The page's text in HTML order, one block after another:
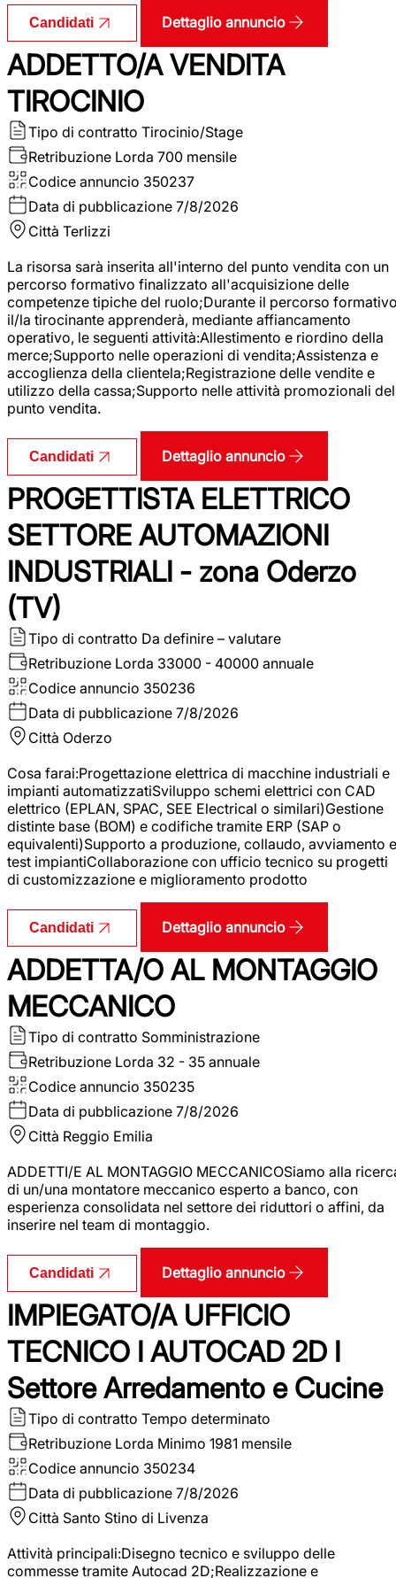
Candidati Dettaglio annuncio
ADDETTO/A VENDITA
TIROCINIO
Tipo di contratto Tirocinio/Stage
Retribuzione Lorda 700 mensile
Codice annuncio 350237
Data di pubblicazione 7/8/2026
Città Terlizzi
La risorsa sarà inserita all'interno del punto vendita con un
percorso formativo finalizzato all'acquisizione delle
competenze tipiche del ruolo;Durante il percorso
il/la tirocinante apprenderà, mediante affiancamento
operativo, le seguenti attività:Allestimento e riordino della
merce;Supporto nelle operazioni di vendita;Assistenza e
accoglienza della clientela;Registrazione delle vendite e
utilizzo della cassa;Supporto nelle attività promozionali del
punto vendita.
Candidati Dettaglio annuncio
PROGETTISTA ELETTRICO
SETTORE AUTOMAZIONI
INDUSTRIALI - zona Oderzo
(TV)
Tipo di contratto Da definire – valutare
Retribuzione Lorda 33000 - 40000 annuale
Codice annuncio 350236
Data di pubblicazione 7/8/2026
Città Oderzo
Cosa farai:Progettazione elettrica di macchine industriali e
impianti automatizzatiSviluppo schemi elettrici con CAD
elettrico (EPLAN, SPAC, SEE Electrical o similari)Gestione
distinte base (BOM) e codifiche tramite ERP (SAP o
equivalenti)Supporto a produzione, collaudo, avviamento e
test impiantiCollaborazione con ufficio tecnico su progetti
di customizzazione e miglioramento prodotto
Candidati Dettaglio annuncio
ADDETTA/O AL MONTAGGIO
MECCANICO
Tipo di contratto Somministrazione
Retribuzione Lorda 32 - 35 annuale
Codice annuncio 350235
Data di pubblicazione 7/8/2026
Città Reggio Emilia
ADDETTI/E AL MONTAGGIO MECCANICOSiamo alla
di un/una montatore meccanico esperto a banco, con
esperienza consolidata nel settore dei riduttori o affini, da
inserire nel team di montaggio.
Candidati Dettaglio annuncio
IMPIEGATO/A UFFICIO
TECNICO I AUTOCAD 2D I
Settore Arredamento e Cucine
Tipo di contratto Tempo determinato
Retribuzione Lorda Minimo 1981 mensile
Codice annuncio 350234
Data di pubblicazione 7/8/2026
Città Santo Stino di Livenza
Attività principali:Disegno tecnico e sviluppo delle
commesse tramite Autocad 2D;Realizzazione e